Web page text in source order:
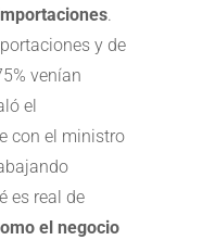
.
y de
venían
el
con el ministro
es real de
el negocio